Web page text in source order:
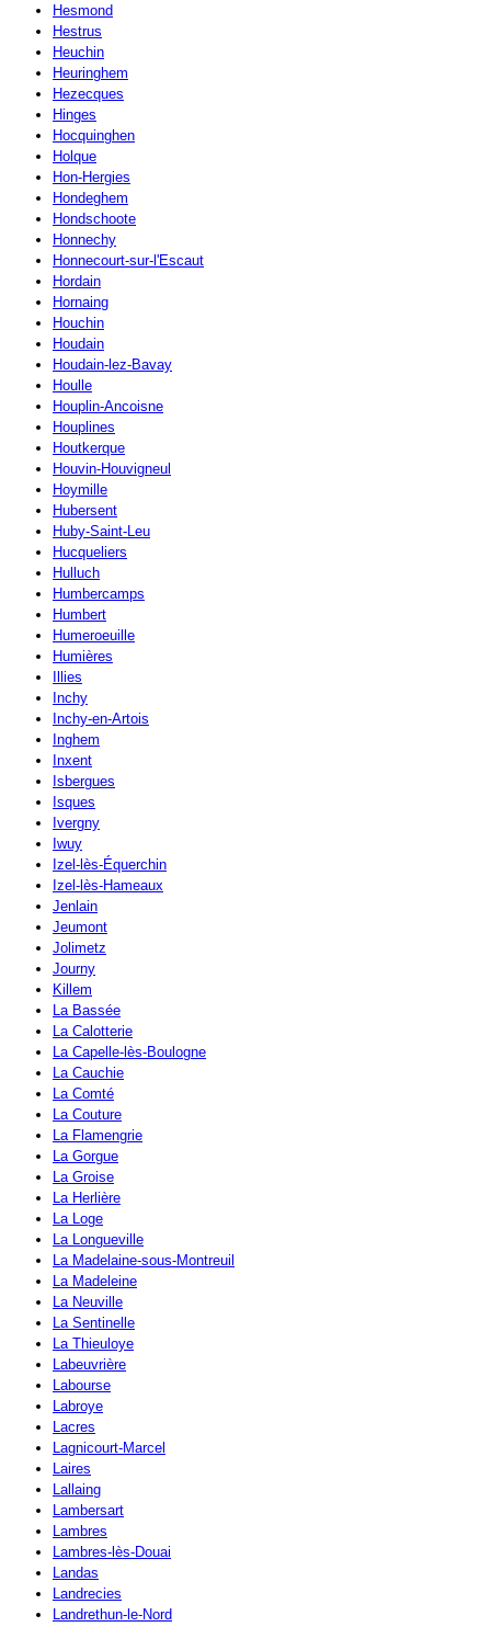
Hesmond
Hestrus
Heuchin
Heuringhem
Hezecques
Hinges
Hocquinghen
Holque
Hon-Hergies
Hondeghem
Hondschoote
Honnechy
Honnecourt-sur-l'Escaut
Hordain
Hornaing
Houchin
Houdain
Houdain-lez-Bavay
Houlle
Houplin-Ancoisne
Houplines
Houtkerque
Houvin-Houvigneul
Hoymille
Hubersent
Huby-Saint-Leu
Hucqueliers
Hulluch
Humbercamps
Humbert
Humeroeuille
Humières
Illies
Inchy
Inchy-en-Artois
Inghem
Inxent
Isbergues
Isques
Ivergny
Iwuy
Izel-lès-Équerchin
Izel-lès-Hameaux
Jenlain
Jeumont
Jolimetz
Journy
Killem
La Bassée
La Calotterie
La Capelle-lès-Boulogne
La Cauchie
La Comté
La Couture
La Flamengrie
La Gorgue
La Groise
La Herlière
La Loge
La Longueville
La Madelaine-sous-Montreuil
La Madeleine
La Neuville
La Sentinelle
La Thieuloye
Labeuvrière
Labourse
Labroye
Lacres
Lagnicourt-Marcel
Laires
Lallaing
Lambersart
Lambres
Lambres-lès-Douai
Landas
Landrecies
Landrethun-le-Nord